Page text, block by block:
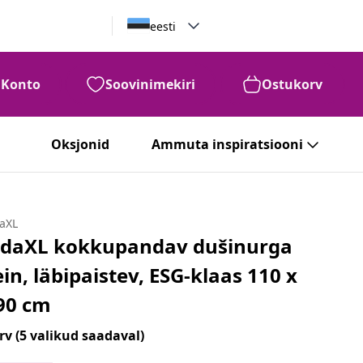
eesti
Konto Soovinimekiri Ostukorv
Oksjonid Ammuta inspiratsiooni
kokkupandav dušinurga
läbipaistev, ESG-klaas 110 x
cm
(5 valikud saadaval)